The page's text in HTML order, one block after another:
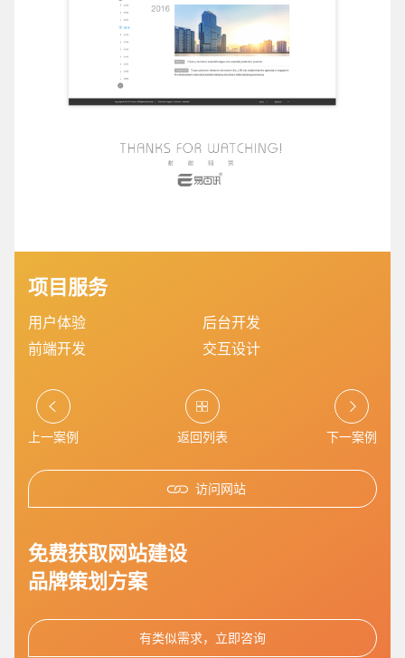
项目服务
用户体验
后台开发
前端开发
交互设计
上一案例 返回列表 下一案例
访问网站
免费获取网站建设
品牌策划方案
有类似需求，立即咨询
创意品牌型网站 · 标准企业官网建设
电商及系统平台开发